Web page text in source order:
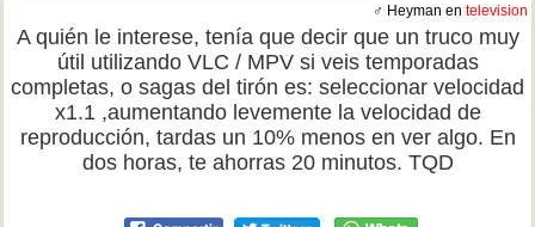
♂ Heyman en television
A quién le interese, tenía que decir que un truco muy
útil utilizando VLC / MPV si veis temporadas
completas, o sagas del tirón es: seleccionar velocidad
x1.1 ,aumentando levemente la velocidad de
reproducción, tardas un 10% menos en ver algo. En
dos horas, te ahorras 20 minutos. TQD